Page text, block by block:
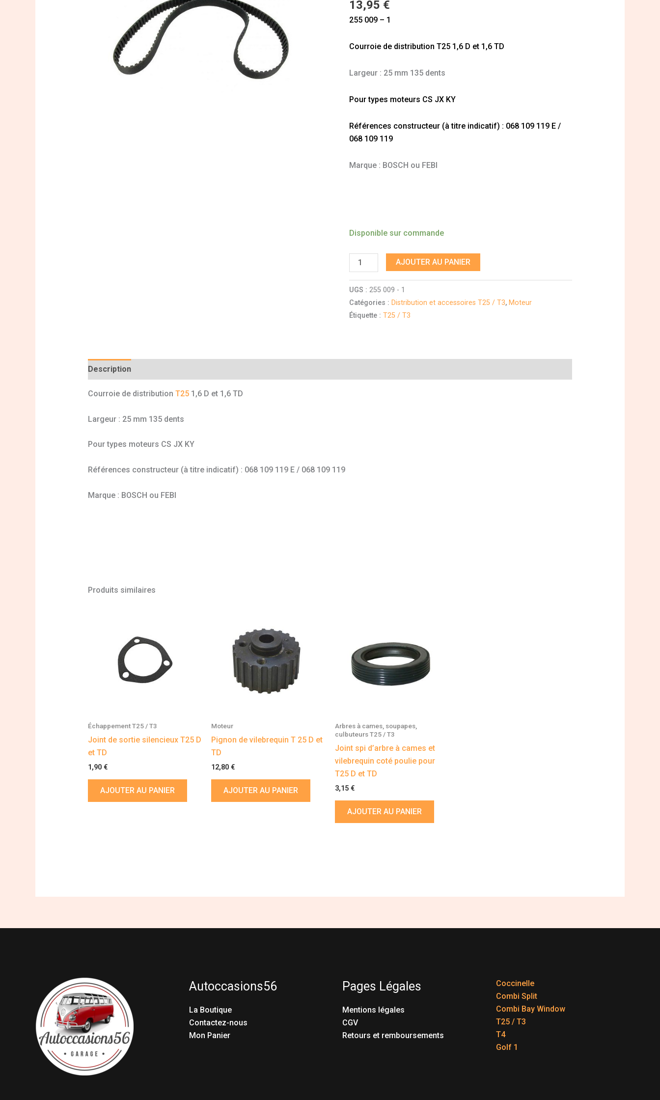
13,95 €
255 009 – 1
Courroie de distribution T25 1,6 D et 1,6 TD
Largeur : 25 mm 135 dents
Pour types moteurs CS JX KY
Références constructeur (à titre indicatif) : 068 109 119 E /
068 109 119
Marque : BOSCH ou FEBI
Disponible sur commande
D
et
TD
AJOUTER AU PANIER
UGS :255 009 - 1
Catégories : Distribution et accessoires T25 / T3, Moteur
Étiquette :T25 / T3
Description
Courroie de distribution T251,6 D et 1,6 TD
Largeur : 25 mm 135 dents
Pour types moteurs CS JX KY
Références constructeur (à titre indicatif) : 068 109 119 E / 068 109 119
Marque : BOSCH ou FEBI
Produits similaires
Échappement T25 / T3
Joint de sortie silencieux T25 D
et TD
1,90 €
AJOUTER AU PANIER
Moteur
Pignon de vilebrequin T 25 D et
TD
12,80€
AJOUTER AU PANIER
Arbres à cames, soupapes,
culbuteurs T25 / T3
Joint spi d’arbre à cames et
vilebrequin coté poulie pour
T25 D et TD
3,15 €
AJOUTER AU PANIER
Autoccasions56
La Boutique
Contactez-nous
Mon Panier
Pages Légales
Mentions légales
CGV
Retours et remboursements
Coccinelle
Combi Split
Combi Bay Window
T25 / T3
T4
Golf 1